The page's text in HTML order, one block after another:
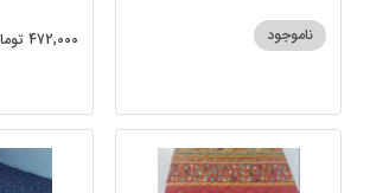
ناموجود 472,000 تومان